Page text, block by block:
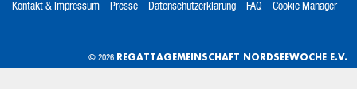
Kontakt & Impressum Presse Datenschutzerklärung FAQ Cookie Manager
© 2026 REGATTAGEMEINSCHAFT NORDSEEWOCHE E.V.